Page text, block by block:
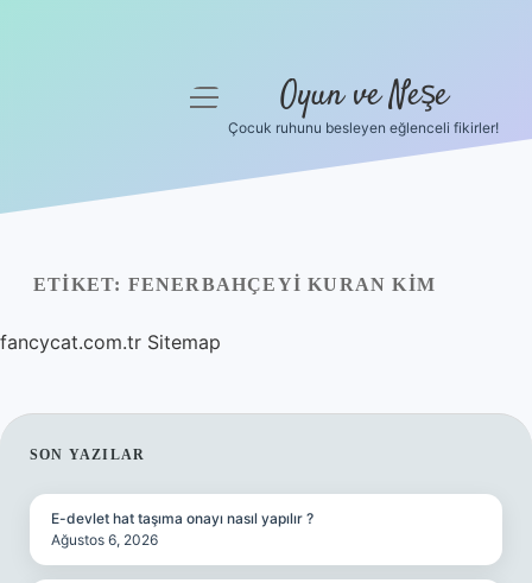
Yasal Uyarı
Hakkımızda
menüyü
Oyun ve Neşe
Çocuk ruhunu besleyen eğlenceli fikirler!
ETIKET: FENERBAHÇEYI KURAN KIM
fancycat.com.tr Sitemap
SIDEBAR
SON YAZILAR
E-devlet hat taşıma onayı nasıl yapılır ?
Ağustos 6, 2026